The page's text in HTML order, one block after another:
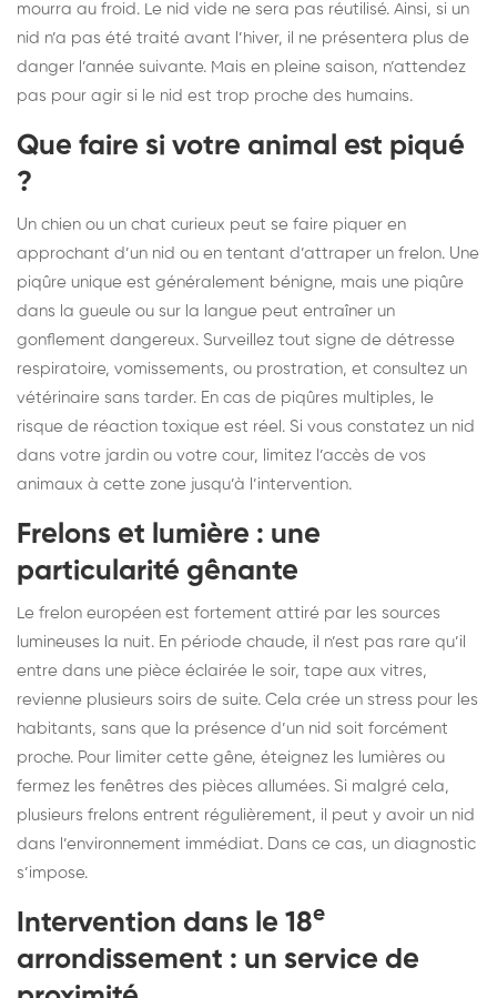
mourra au froid. Le nid vide ne sera pas réutilisé. Ainsi, si un
nid n’a pas été traité avant l’hiver, il ne présentera plus de
danger l’année suivante. Mais en pleine saison, n’attendez
pas pour agir si le nid est trop proche des humains.
Que faire si votre animal est piqué
?
Un chien ou un chat curieux peut se faire piquer en
approchant d’un nid ou en tentant d’attraper un frelon. Une
piqûre unique est généralement bénigne, mais une piqûre
dans la gueule ou sur la langue peut entraîner un
gonflement dangereux. Surveillez tout signe de détresse
respiratoire, vomissements, ou prostration, et consultez un
vétérinaire sans tarder. En cas de piqûres multiples, le
risque de réaction toxique est réel. Si vous constatez un nid
dans votre jardin ou votre cour, limitez l’accès de vos
animaux à cette zone jusqu’à l’intervention.
Frelons et lumière : une
particularité gênante
Le frelon européen est fortement attiré par les sources
lumineuses la nuit. En période chaude, il n’est pas rare qu’il
entre dans une pièce éclairée le soir, tape aux vitres,
revienne plusieurs soirs de suite. Cela crée un stress pour les
habitants, sans que la présence d’un nid soit forcément
proche. Pour limiter cette gêne, éteignez les lumières ou
fermez les fenêtres des pièces allumées. Si malgré cela,
plusieurs frelons entrent régulièrement, il peut y avoir un nid
dans l’environnement immédiat. Dans ce cas, un diagnostic
s’impose.
Intervention dans le 18e
arrondissement : un service de